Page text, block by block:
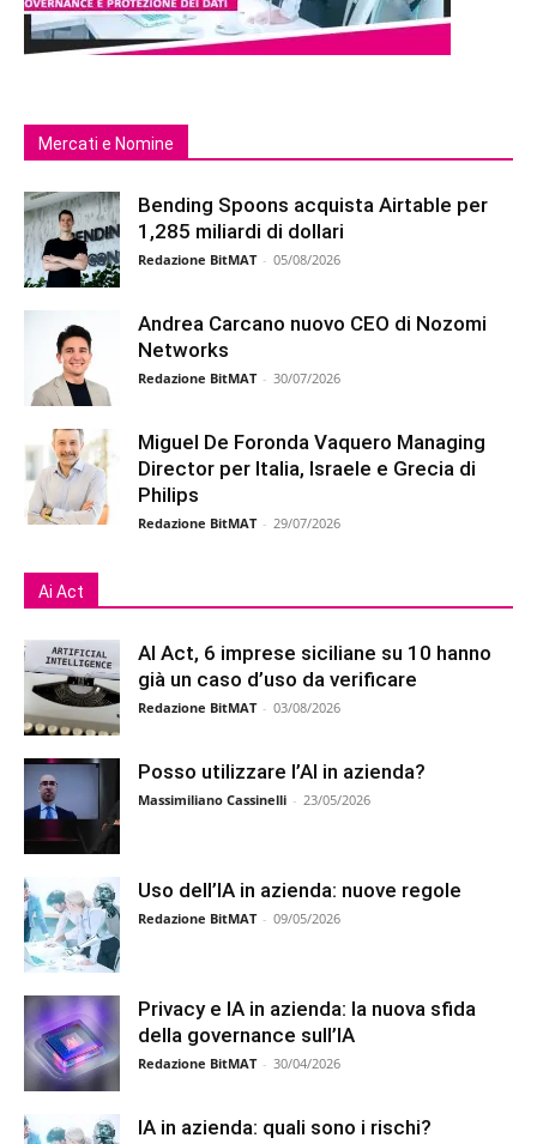
Mercati e Nomine
Bending Spoons acquista Airtable per
1,285 miliardi di dollari
Redazione BitMAT - 05/08/2026
Andrea Carcano nuovo CEO di Nozomi
Networks
Redazione BitMAT - 30/07/2026
Miguel De Foronda Vaquero Managing
Director per Italia, Israele e Grecia di
Philips
Redazione BitMAT - 29/07/2026
Ai Act
AI Act, 6 imprese siciliane su 10 hanno
già un caso d’uso da verificare
Redazione BitMAT - 03/08/2026
Posso utilizzare l’AI in azienda?
Massimiliano Cassinelli - 23/05/2026
Uso dell’IA in azienda: nuove regole
Redazione BitMAT - 09/05/2026
Privacy e IA in azienda: la nuova sfida
della governance sull’IA
Redazione BitMAT - 30/04/2026
IA in azienda: quali sono i rischi?